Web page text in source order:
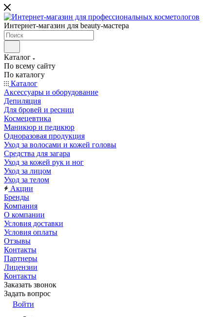
Интернет-магазин для beauty-мастера
Каталог
По всему сайту
По каталогу
Каталог
Аксессуары и оборудование
Депиляция
Для бровей и ресниц
Космецевтика
Маникюр и педикюр
Одноразовая продукция
Уход за волосами и кожей головы
Средства для загара
Уход за кожей рук и ног
Уход за лицом
Уход за телом
Акции
Бренды
Компания
О компании
Условия доставки
Условия оплаты
Отзывы
Контакты
Партнеры
Лицензии
Контакты
Заказать звонок
Задать вопрос
Войти